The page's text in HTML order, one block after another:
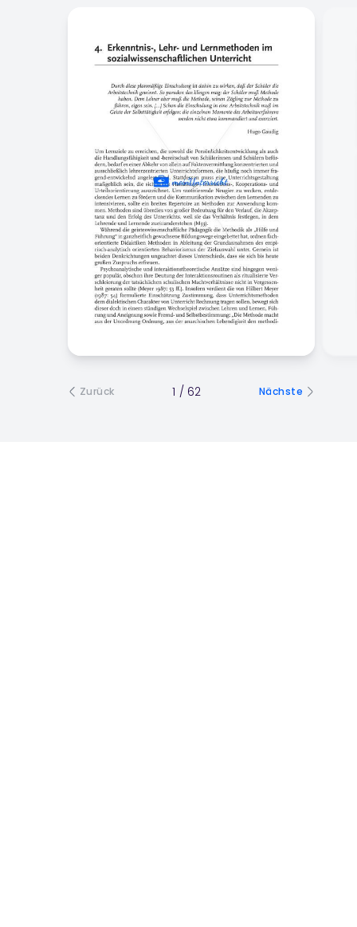
Zurück 1 / 62 Nächste